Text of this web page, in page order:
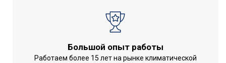
1/2
Ширина упаковки товара
Поворот дисплея
Нет
Большой опыт работы
Работаем более 15 лет на рынке климатической